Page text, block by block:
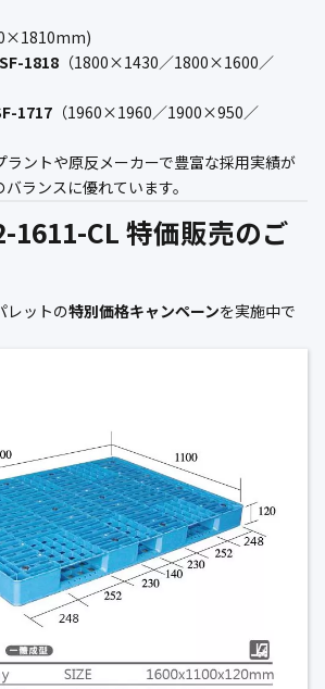
1818 （1800×1430／1800×1600／
1717 （1960×1960／1900×950／
ラントや原反メーカーで豊富な採用実績が
ランスに優れています。
1611-CL 特価販売のご
レットの特別価格キャンペーンを実施中で